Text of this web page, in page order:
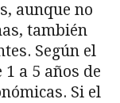
aunque no
también
Según el
a 5 años de
Si el